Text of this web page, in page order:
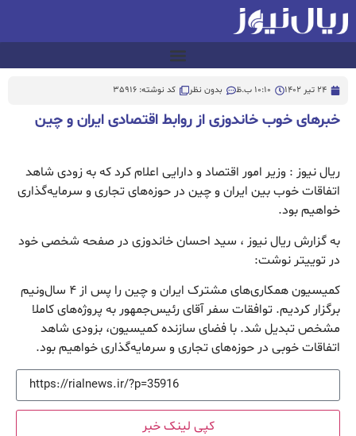
24 تیر 1402 10:10 ب.ظ بدون نظر کد نوشته: 35916
خبرهای خوب خاندوزی از روابط اقتصادی ایران و چین
ریال نیوز : وزیر امور اقتصاد و دارایی اعلام کرد که به زودی شاهد
اتفاقات خوب بین ایران و چین در حوزه‌های تجاری و سرمایه‌گذاری
خواهیم بود.
به گزارش ریال نیوز ، سید احسان خاندوزی در صفحه شخصی خود
در توییتر نوشت:
‏کمیسیون همکاری‌های مشترک ایران و چین را پس از ۴ سال‌ونیم
برگزار کردیم. توافقات سفر آقای رئیس‌جمهور به پروژه‌های کاملا
مشخص تبدیل شد. با فضای سازنده کمیسیون، بزودی شاهد
اتفاقات خوبی در حوزه‌های تجاری و سرمایه‌گذاری خواهیم بود.
کپی لینک خبر